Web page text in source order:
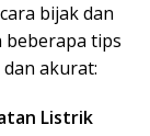
bijak dan
beberapa tips
akurat:
Listrik